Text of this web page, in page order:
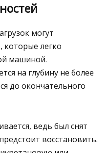
могут
которые легко
машиной.
на глубину не более
до окончательного
ведь был снят
восстановить.